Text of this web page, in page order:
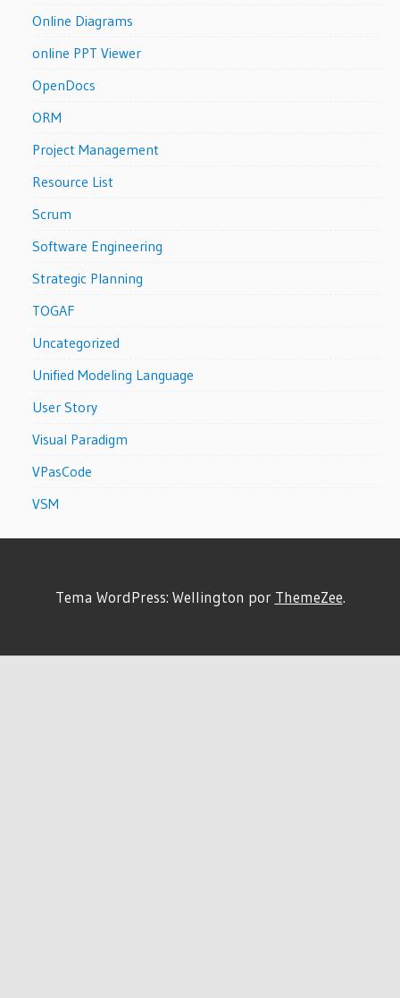
Online Diagrams
online PPT Viewer
OpenDocs
ORM
Project Management
Resource List
Scrum
Software Engineering
Strategic Planning
TOGAF
Uncategorized
Unified Modeling Language
User Story
Visual Paradigm
VPasCode
VSM
Tema WordPress: Wellington por ThemeZee.